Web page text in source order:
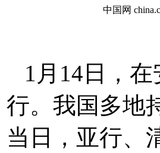
中国网
1月14日，
行。我国多地
当日，亚行、